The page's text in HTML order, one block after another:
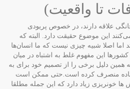
تا واقعیت)
علاقه دارند، در خصوص پریودی
این موضوع حقیقت دارد. البته که
اما اصلا شبیه چیزی نیست که ما انسان‌ها
این مفهوم غلط به اشتباه در میان
همین دلیل برخی را از تصمیم خود برای به
منصرف کرده است.حتی ممکن است
ها خونریزی زیاد دارد که این جمله مطلقا